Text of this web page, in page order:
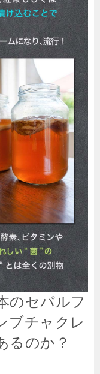
のセパルフ
ブチャクレ
るのか？